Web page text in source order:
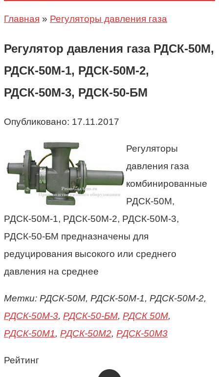
Главная » Регуляторы давления газа
Регулятор давления газа РДСК-50М,
РДСК-50М-1, РДСК-50М-2,
РДСК-50М-3, РДСК-50-БМ
Опубликовано: 17.11.2017
Регуляторы
давления газа
комбинированные
РДСК-50М,
РДСК-50М-1, РДСК-50М-2, РДСК-50М-3,
РДСК-50-БМ предназначены для
редуцирования высокого или среднего
давления на среднее
Метки: РДСК-50М, РДСК-50М-1, РДСК-50М-2,
РДСК-50М-3, РДСК-50-БМ, РДСК 50М,
РДСК-50М1, РДСК-50М2, РДСК-50М3
Рейтинг